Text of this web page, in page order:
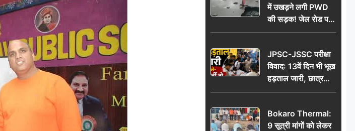
में उखड़ने लगी PWD
की सड़क! जेल रोड पर
गड्ढे ने खोली निर्माण
की उठी मांग
JPSC-JSSC परीक्षा
विवाद: 13वें दिन भी भूख
हड़ताल जारी, छात्र
बोले- जांच नहीं तो
Bokaro Thermal:
9 सूत्री मांगों को लेकर